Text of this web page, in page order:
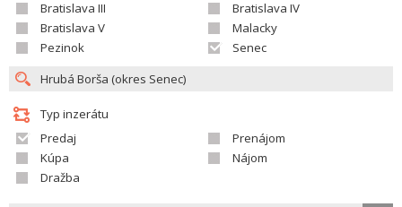
Bratislava III
Bratislava IV
Bratislava V
Malacky
Pezinok
Senec
Typ inzerátu
Predaj
Prenájom
Kúpa
Nájom
Dražba